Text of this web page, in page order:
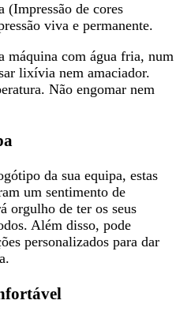
(Impressão de cores
viva e permanente.
máquina com água fria, num
lixívia nem amaciador.
Não engomar nem
da sua equipa, estas
um sentimento de
orgulho de ter os seus
Além disso, pode
personalizados para dar